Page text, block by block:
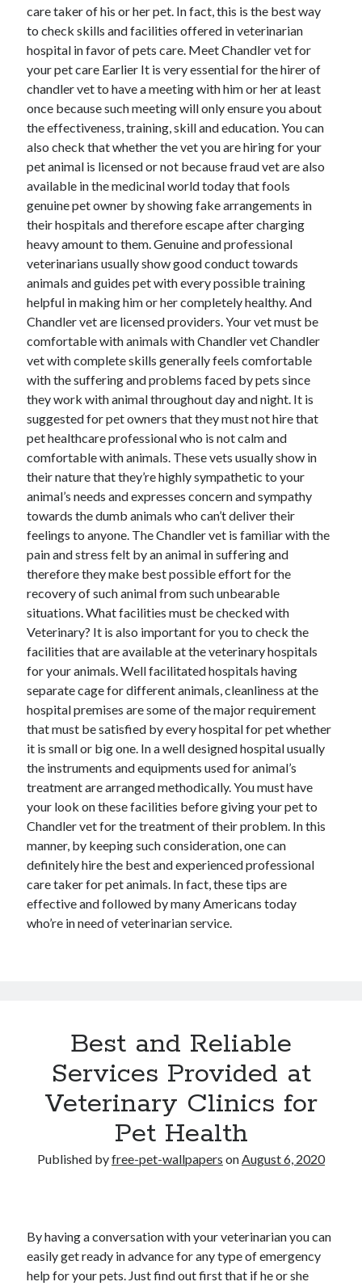
care taker of his or her pet. In fact, this is the best way
to check skills and facilities offered in veterinarian
hospital in favor of pets care. Meet Chandler vet for
your pet care Earlier It is very essential for the hirer of
chandler vet to have a meeting with him or her at least
once because such meeting will only ensure you about
the effectiveness, training, skill and education. You can
also check that whether the vet you are hiring for your
pet animal is licensed or not because fraud vet are also
available in the medicinal world today that fools
genuine pet owner by showing fake arrangements in
their hospitals and therefore escape after charging
heavy amount to them. Genuine and professional
veterinarians usually show good conduct towards
animals and guides pet with every possible training
helpful in making him or her completely healthy. And
Chandler vet are licensed providers. Your vet must be
comfortable with animals with Chandler vet Chandler
vet with complete skills generally feels comfortable
with the suffering and problems faced by pets since
they work with animal throughout day and night. It is
suggested for pet owners that they must not hire that
pet healthcare professional who is not calm and
comfortable with animals. These vets usually show in
their nature that they’re highly sympathetic to your
animal’s needs and expresses concern and sympathy
towards the dumb animals who can’t deliver their
feelings to anyone. The Chandler vet is familiar with the
pain and stress felt by an animal in suffering and
therefore they make best possible effort for the
recovery of such animal from such unbearable
situations. What facilities must be checked with
Veterinary? It is also important for you to check the
facilities that are available at the veterinary hospitals
for your animals. Well facilitated hospitals having
separate cage for different animals, cleanliness at the
hospital premises are some of the major requirement
that must be satisfied by every hospital for pet whether
it is small or big one. In a well designed hospital usually
the instruments and equipments used for animal’s
treatment are arranged methodically. You must have
your look on these facilities before giving your pet to
Chandler vet for the treatment of their problem. In this
manner, by keeping such consideration, one can
definitely hire the best and experienced professional
care taker for pet animals. In fact, these tips are
effective and followed by many Americans today
who’re in need of veterinarian service.
Best and Reliable
Services Provided at
Veterinary Clinics for
Pet Health
Published byfree-pet-wallpapers onAugust 6, 2020
By having a conversation with your veterinarian you can
easily get ready in advance for any type of emergency
help for your pets. Just find out first that if he or she